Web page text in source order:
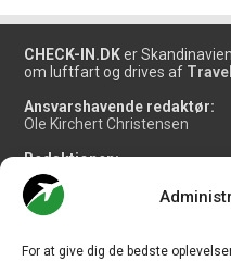
For at give dig de bedste
CHECK-IN.DK er
om luftfart og drives af
Ansvarshavende redaktør:
Ole Kirchert Christensen
Redaktionen:
Christian Granhøj Skouboe
Henrik Baumgarten
Danny Longhi Andreasen